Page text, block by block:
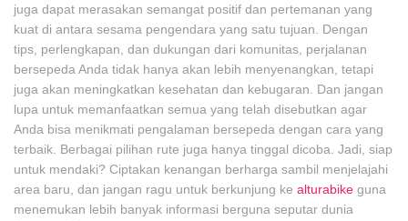
juga dapat merasakan semangat positif dan pertemanan yang
kuat di antara sesama pengendara yang satu tujuan. Dengan
tips, perlengkapan, dan dukungan dari komunitas, perjalanan
bersepeda Anda tidak hanya akan lebih menyenangkan, tetapi
juga akan meningkatkan kesehatan dan kebugaran. Dan jangan
lupa untuk memanfaatkan semua yang telah disebutkan agar
Anda bisa menikmati pengalaman bersepeda dengan cara yang
terbaik. Berbagai pilihan rute juga hanya tinggal dicoba. Jadi, siap
untuk mendaki? Ciptakan kenangan berharga sambil menjelajahi
area baru, dan jangan ragu untuk berkunjung ke alturabike guna
menemukan lebih banyak informasi berguna seputar dunia